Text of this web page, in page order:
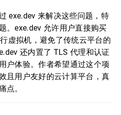
exe.dev 来解决这些问题，特
。exe.dev 允许用户直接购买
虚拟机，避免了传统云平台的
还内置了 TLS 代理和认证
户体验。作者希望通过这个项
且用户友好的云计算平台，真
点。